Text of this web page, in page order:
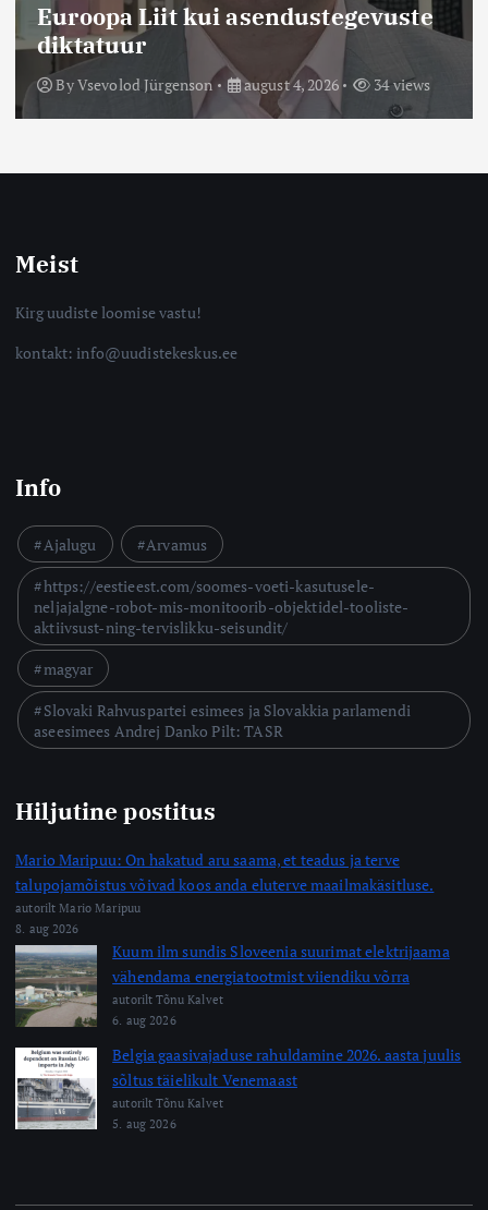
Euroopa Liit kui asendustegevuste
diktatuur
ByVsevolod Jürgenson august 4, 2026 34 views
Meist
Kirg uudiste loomise vastu!
kontakt: info@uudistekeskus.ee
Info
Ajalugu
Arvamus
https://eestieest.com/soomes-voeti-kasutusele-
neljajalgne-robot-mis-monitoorib-objektidel-tooliste-
aktiivsust-ning-tervislikku-seisundit/
magyar
Slovaki Rahvuspartei esimees ja Slovakkia parlamendi
aseesimees Andrej Danko Pilt: TASR
Hiljutine postitus
Mario Maripuu: On hakatud aru saama, et teadus ja terve
talupojamõistus võivad koos anda eluterve maailmakäsitluse.
autorilt Mario Maripuu
8. aug 2026
Kuum ilm sundis Sloveenia suurimat elektrijaama
vähendama energiatootmist viiendiku võrra
autorilt Tõnu Kalvet
6. aug 2026
Belgia gaasivajaduse rahuldamine 2026. aasta juulis
sõltus täielikult Venemaast
autorilt Tõnu Kalvet
5. aug 2026